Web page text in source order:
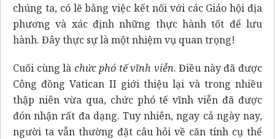
chúng ta, có lẽ bằng việc kết nối với các Giáo hội địa
phương và xác định những thực hành tốt để lưu
hành. Đây thực sự là một nhiệm vụ quan trọng!
Cuối cùng là chức phó tế vĩnh viễn. Điều này đã được
Công đồng Vatican II giới thiệu lại và trong nhiều
thập niên vừa qua, chức phó tế vĩnh viễn đã được
đón nhận rất đa dạng. Tuy nhiên, ngay cả ngày nay,
người ta vẫn thường đặt câu hỏi về căn tính cụ thể